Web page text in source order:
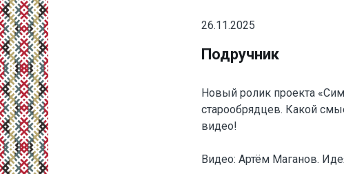
26.11.2025
Подручник
Новый ролик проекта
старообрядцев. Какой
видео!
Видео: Артём Маганов.